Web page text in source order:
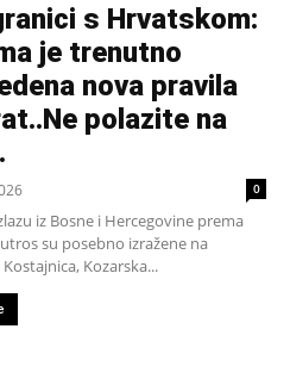
s Hrvatskom:
je trenutno
nova pravila
polazite na
0
iz Bosne i Hercegovine prema
su posebno izražene na
Kozarska...